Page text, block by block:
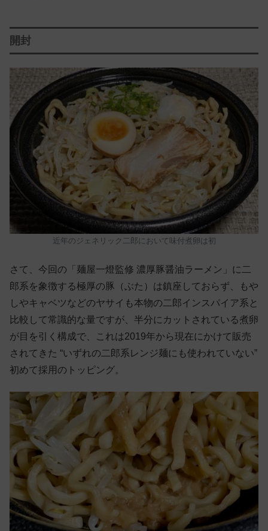
開封
近年のジェネリック二郎において味付煮卵は初
さて、今回の「麺屋一燈監修 濃厚豚醤油ラーメン」に二
郎系を象徴する極厚の豚（ぶた）は鎮座しておらず、もや
しやキャベツなどのヤサイも本物の二郎インスパイア系と
比較して常識的な量ですが、半分にカットされている煮卵
が目を引く構成で、これは2019年から現在にかけて販売
されてきた “いずれの二郎系レンジ麺にも使われていない”
初めて採用のトッピング。